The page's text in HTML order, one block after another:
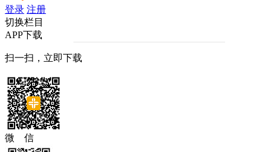
登录 注册
切换栏目
APP下载
扫一扫，立即下载
微 信